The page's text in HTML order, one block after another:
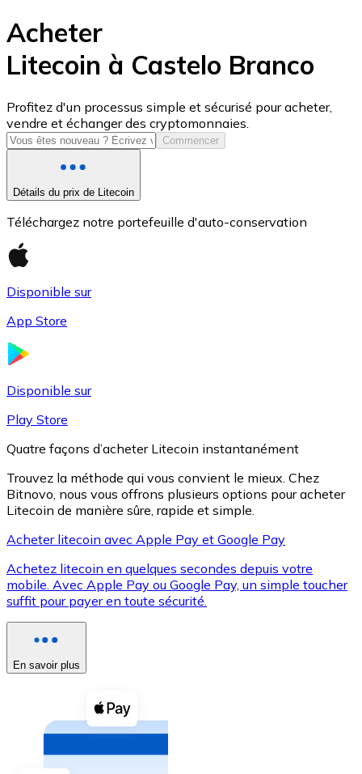
USD Coin
USDC
XRP
XRP
Voir toutes
Coupons crypto
Achetez des cryptomonnaies en espèces et d'autres
Acheter avec espèces
Acheter
Litecoin à Castelo Branco
Profitez d'un processus simple et sécurisé pour acheter,
vendre et échanger des cryptomonnaies.
Commencer
Détails du prix de Litecoin
Téléchargez notre portefeuille d'auto-conservation
Disponible sur
App Store
Disponible sur
Play Store
Quatre façons d’acheter Litecoin instantanément
Trouvez la méthode qui vous convient le mieux. Chez
Bitnovo, nous vous offrons plusieurs options pour acheter
Litecoin de manière sûre, rapide et simple.
Acheter litecoin avec Apple Pay et Google Pay
Achetez litecoin en quelques secondes depuis votre
mobile. Avec Apple Pay ou Google Pay, un simple toucher
suffit pour payer en toute sécurité.
En savoir plus